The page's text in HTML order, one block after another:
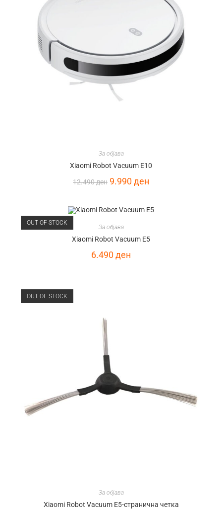
За објава
Xiaomi Robot Vacuum E10
12.490ден 9.990ден
OUT OF STOCK
За објава
Xiaomi Robot Vacuum E5
6.490ден
OUT OF STOCK
За објава
Xiaomi Robot Vacuum E5-странична четка